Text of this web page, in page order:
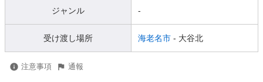
ジャンル -
受け渡し場所 海老名市 - 大谷北
注意事項 通報